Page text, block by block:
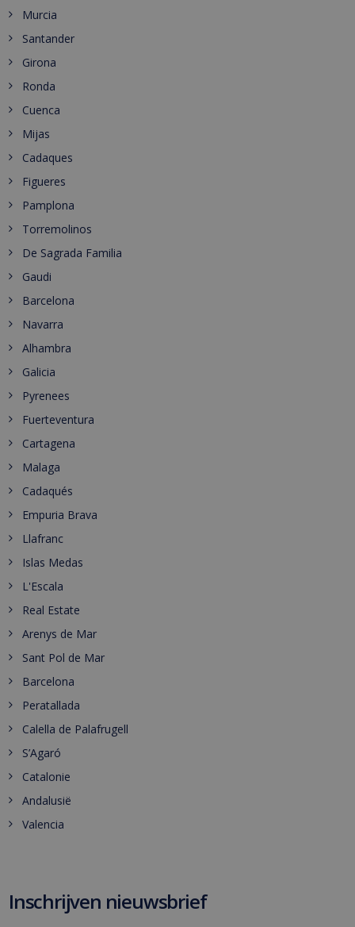
Murcia
Santander
Girona
Ronda
Cuenca
Mijas
Cadaques
Figueres
Pamplona
Torremolinos
De Sagrada Familia
Gaudi
Barcelona
Navarra
Alhambra
Galicia
Pyrenees
Fuerteventura
Cartagena
Malaga
Cadaqués
Empuria Brava
Llafranc
Islas Medas
L'Escala
Real Estate
Arenys de Mar
Sant Pol de Mar
Barcelona
Peratallada
Calella de Palafrugell
S’Agaró
Catalonie
Andalusië
Valencia
Inschrijven nieuwsbrief